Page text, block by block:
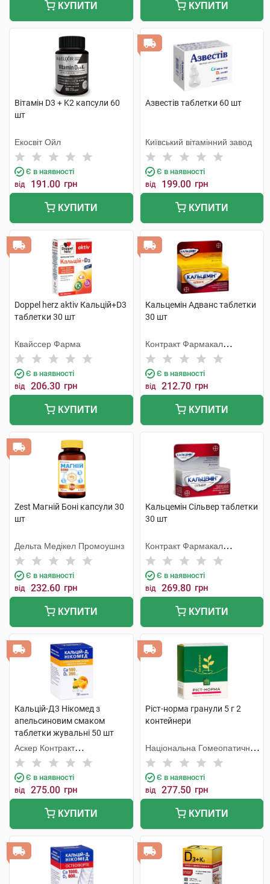
КУПИТИ КУПИТИ
Вітамін D3 + K2 капсули 60
шт
Екосвіт Ойл
Є в наявності
від 191.00 грн
КУПИТИ
Азвестів таблетки 60 шт
Київський вітамінний завод
Є в наявності
від 199.00 грн
КУПИТИ
Doppel herz aktiv Кальцій+D3
таблетки 30 шт
Квайссер Фарма
Є в наявності
від 206.30 грн
КУПИТИ
Кальцемін Адванс таблетки
30 шт
Контракт Фармакал
Корпорейшн
Є в наявності
від 212.70 грн
КУПИТИ
Zest Магній Боні капсули 30
шт
Дельта Медікел Промоушнз
Є в наявності
від 232.60 грн
КУПИТИ
Кальцемін Сільвер таблетки
30 шт
Контракт Фармакал
Корпорейшн
Є в наявності
від 269.80 грн
КУПИТИ
Кальцій-Д3 Нікомед з
апельсиновим смаком
таблетки жувальні 50 шт
Аскер Контракт
Мануфекчерінг АС
Є в наявності
від 275.00 грн
КУПИТИ
Ріст-норма гранули 5 г 2
контейнери
Національна Гомеопатична
Спілка
Є в наявності
від 277.50 грн
КУПИТИ